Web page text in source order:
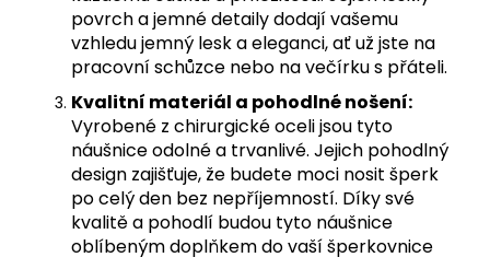
povrch a jemné detaily dodají vašemu
vzhledu jemný lesk a eleganci, ať už jste na
pracovní schůzce nebo na večírku s přáteli.
Kvalitní materiál a pohodlné nošení:
Vyrobené z chirurgické oceli jsou tyto
náušnice odolné a trvanlivé. Jejich pohodlný
design zajišťuje, že budete moci nosit šperk
po celý den bez nepříjemností. Díky své
kvalitě a pohodlí budou tyto náušnice
oblíbeným doplňkem do vaší šperkovnice